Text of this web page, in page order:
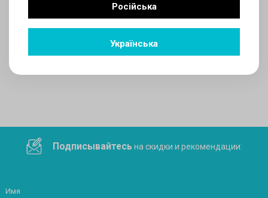
Російська
Українська
Подписывайтесьна скидки и рекомендации:
Имя